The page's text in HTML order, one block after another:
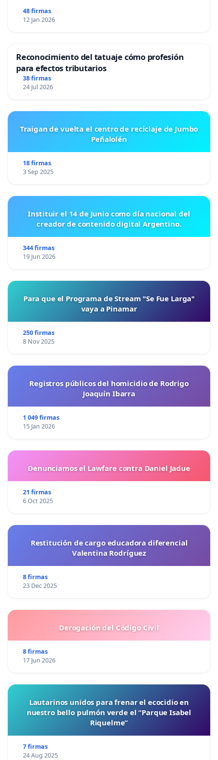
Agradecemos de antemano su atención y
y las medidas que se consideren pertinentes. Lo
cual para nosotros radica en ya no
tener a la coordinadora actual como guia de
de coordinacion.
48 firmas
12 Jan 2026
Reconocimiento del tatuaje cómo profesión
para efectos tributarios
38 firmas
24 Jul 2026
Traigan de vuelta el centro de reciclaje de Jumbo
Peñalolén
18 firmas
3 Sep 2025
Instituir el 14 de Junio como día nacional del
creador de contenido digital Argentino.
344 firmas
19 Jun 2026
Para que el Programa de Stream "Se Fue Larga"
vaya a Pinamar
250 firmas
8 Nov 2025
Registros públicos del homicidio de Rodrigo
Joaquín Ibarra
1 049 firmas
15 Jan 2026
Denunciamos el Lawfare contra Daniel Jadue
21 firmas
6 Oct 2025
Restitución de cargo educadora diferencial
Valentina Rodríguez
8 firmas
23 Dec 2025
Derogación del Código Civil
8 firmas
17 Jun 2026
Lautarinos unidos para frenar el ecocidio en
nuestro bello pulmón verde el “Parque Isabel
Riquelme”
7 firmas
24 Aug 2025